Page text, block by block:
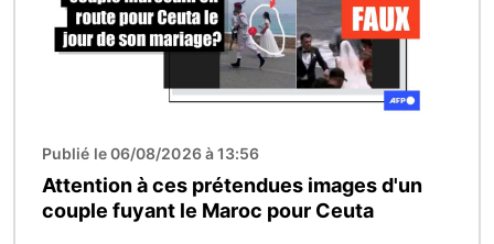
Publié le 06/08/2026 à 13:56
Attention à ces prétendues images d'un
couple fuyant le Maroc pour Ceuta